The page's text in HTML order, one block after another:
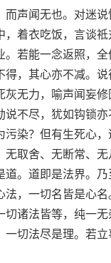
声闻无也。对迷
，着衣吃饭，言谈
。若能一念返照，
，其心亦不减。
灰无力，喻声闻妄
说不尽，犹如钩
污染？但有生死心
无取舍、无断常、
道。道即是法界。
法，一切名皆是心
切诸法皆等，纯一
一切法尽是理。若